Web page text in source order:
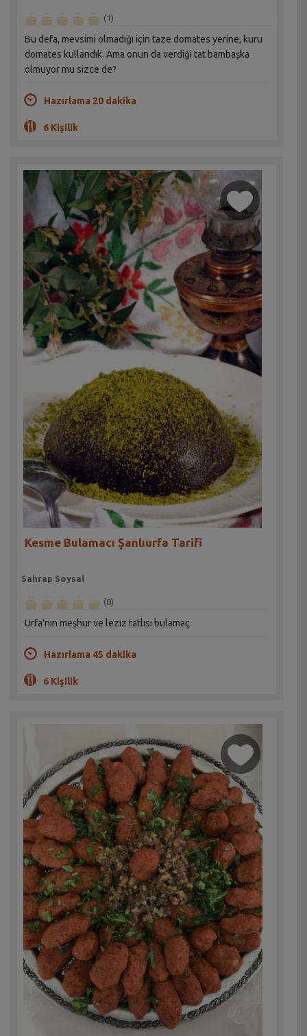
(1)
Bu defa, mevsimi olmadığı için taze domates yerine, kuru
domates kullandık. Ama onun da verdiği tat bambaşka
olmuyor mu sizce de?
Hazırlama 20 dakika
6 Kişilik
Kesme Bulamacı Şanlıurfa Tarifi
Sahrap Soysal
(0)
Urfa'nın meşhur ve leziz tatlısı bulamaç.
Hazırlama 45 dakika
6 Kişilik